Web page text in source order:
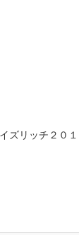
ズリッチ２０